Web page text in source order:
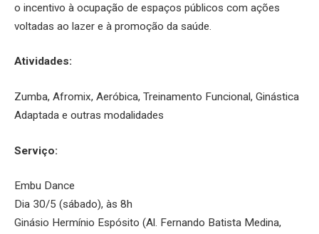
o incentivo à ocupação de espaços públicos com ações
voltadas ao lazer e à promoção da saúde.
Atividades:
Zumba, Afromix, Aeróbica, Treinamento Funcional, Ginástica
Adaptada e outras modalidades
Serviço:
Embu Dance
Dia 30/5 (sábado), às 8h
Ginásio Hermínio Espósito (Al. Fernando Batista Medina,